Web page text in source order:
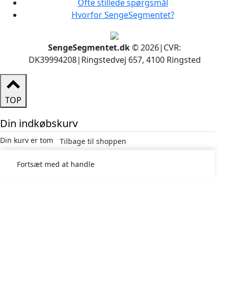
Ofte stillede spørgsmål
Hvorfor SengeSegmentet?
SengeSegmentet.dk© 2026| CVR:
DK39994208| Ringstedvej 657, 4100 Ringsted
TOP
Din indkøbskurv
Din kurv er tom Tilbage til shoppen
Fortsæt med at handle